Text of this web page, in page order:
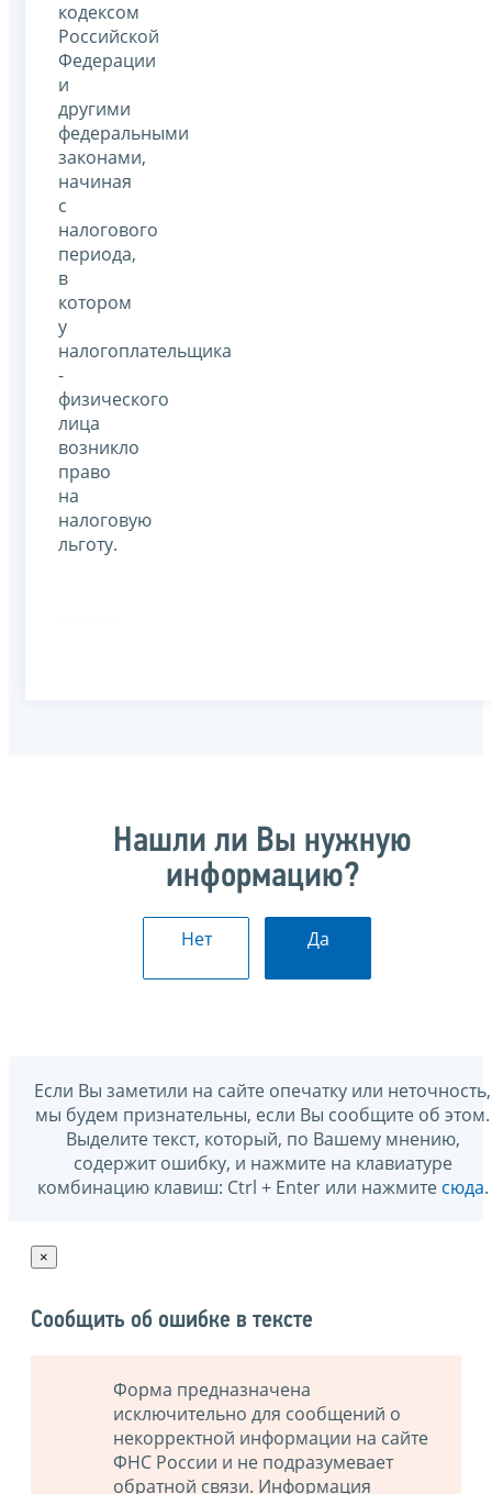
кодексом
Российской
Федерации
и
другими
федеральными
законами,
начиная
с
налогового
периода,
в
котором
у
налогоплательщика
-
физического
лица
возникло
право
на
налоговую
льготу.
Нашли ли Вы нужную
информацию?
Нет Да
Если Вы заметили на сайте опечатку или неточность,
мы будем признательны, если Вы сообщите об этом.
Выделите текст, который, по Вашему мнению,
содержит ошибку, и нажмите на клавиатуре
комбинацию клавиш: Ctrl + Enter или нажмите сюда.
×
Сообщить об ошибке в тексте
Форма предназначена
исключительно для сообщений о
некорректной информации на сайте
ФНС России и не подразумевает
обратной связи. Информация